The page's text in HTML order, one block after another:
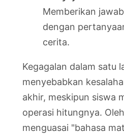
Memberikan
dengan
cerita.
Kegagalan dalam satu
menyebabkan
akhir, meskipun siswa
operasi hitungnya.
menguasai "bahasa